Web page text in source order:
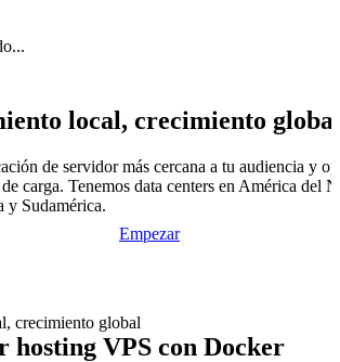
local, crecimiento global
de servidor más cercana a tu audiencia y
carga. Tenemos data centers en América del
y Sudamérica.
Empezar
hosting VPS con Docker